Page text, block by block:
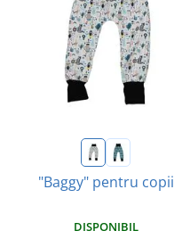
"Baggy" pentru copii
DISPONIBIL